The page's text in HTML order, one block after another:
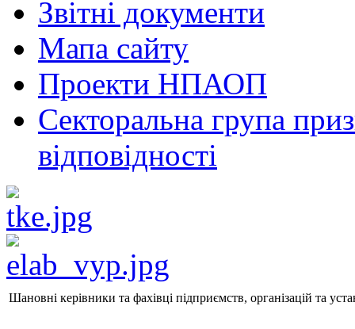
Звітні документи
Мапа сайту
Проекти НПАОП
Секторальна група
відповідності
Шановні керівники та фахівці підприємств, організацій та